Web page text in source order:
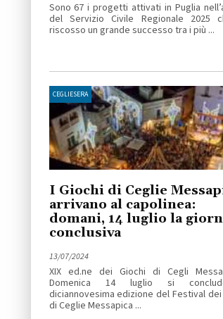
Sono 67 i progetti attivati in Puglia
del Servizio Civile Regionale 2025
riscosso un grande successo tra i più ...
CEGLIESERA
I Giochi di Ceglie
arrivano al capolinea:
domani, 14 luglio la
conclusiva
13/07/2024
XIX ed.ne dei Giochi di Cegli
Domenica 14 luglio si
diciannovesima edizione del Festival dei
di Ceglie Messapica ...